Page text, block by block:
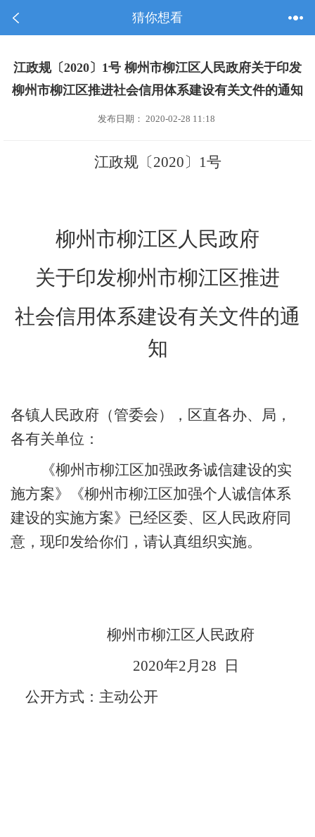
猜你想看
江政规〔2020〕1号 柳州市柳江区人民政府关于印发
柳州市柳江区推进社会信用体系建设有关文件的通知
发布日期： 2020-02-28 11:18
江政规〔2020〕 1号
柳州市柳江区人民政府
关于印发柳州市柳江区推进
社会信用体系建设有关文件的通
知
各镇人民政府（管委会），区直各办、局，
各有关单位：
《柳州市柳江区加强政务诚信建设的实
施方案》《柳州市柳江区加强个人诚信体系
建设的实施方案》 已经区委、区人民政府同
意，现印发给你们，请认真组织实施。
柳州市柳江区人民政府
2020年2月 28
日
公开方式： 主动公开